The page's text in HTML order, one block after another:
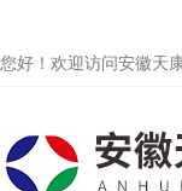
您好！欢迎访问安徽天